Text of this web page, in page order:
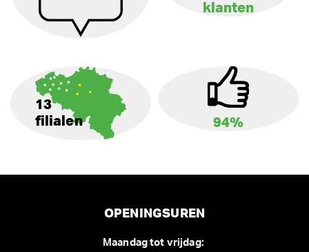
klanten
13
filialen
94%
OPENINGSUREN
Maandag tot vrijdag: